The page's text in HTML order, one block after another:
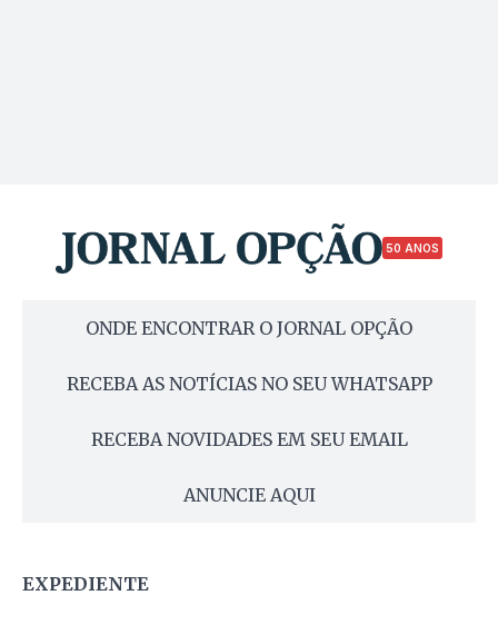
50 ANOS
ONDE ENCONTRAR O JORNAL OPÇÃO
RECEBA AS NOTÍCIAS NO SEU WHATSAPP
RECEBA NOVIDADES EM SEU EMAIL
ANUNCIE AQUI
EXPEDIENTE